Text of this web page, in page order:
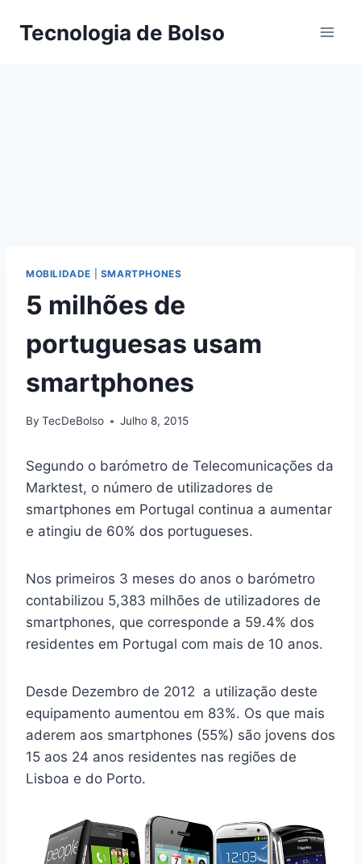
Tecnologia de Bolso
MOBILIDADE SMARTPHONES
5 milhões de
portuguesas usam
smartphones
By TecDeBolso Julho 8, 2015
Segundo o barómetro de Telecomunicações da
Marktest, o número de utilizadores de
smartphones em Portugal continua a aumentar
e atingiu de 60% dos portugueses.
Nos primeiros 3 meses do anos o barómetro
contabilizou 5,383 milhões de utilizadores de
smartphones, que corresponde a 59.4% dos
residentes em Portugal com mais de 10 anos.
Desde Dezembro de 2012 a utilização deste
equipamento aumentou em 83%. Os que mais
aderem aos smartphones (55%) são jovens dos
15 aos 24 anos residentes nas regiões de
Lisboa e do Porto.